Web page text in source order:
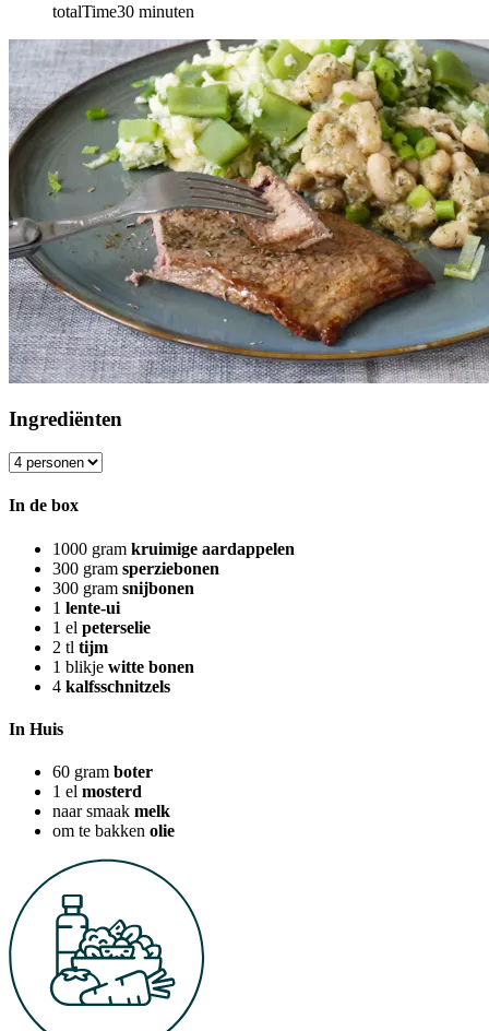
totalTime30 minuten
Ingrediënten
In de box
1000 gram kruimige aardappelen
300 gram sperziebonen
300 gram snijbonen
1 lente-ui
1 el peterselie
2 tl tijm
1 blikje witte bonen
4 kalfsschnitzels
In Huis
60 gram boter
1 el mosterd
naar smaak melk
om te bakken olie